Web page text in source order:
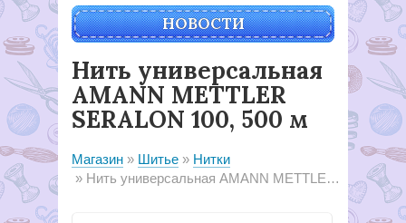
НОВОСТИ
Нить универсальная
AMANN METTLER
SERALON 100, 500 м
Магазин Шитье
Нитки
Нить универсальная AMANN METTLER SERALON 100, 500 м